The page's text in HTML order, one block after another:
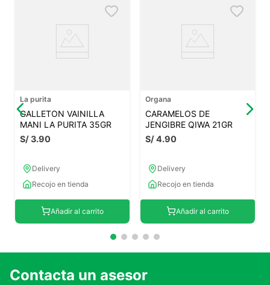
La purita
GALLETON VAINILLA
MANI LA PURITA 35GR
S/3.90
Delivery
Recojo en tienda
Añadir al carrito
Organa
CARAMELOS DE
JENGIBRE QIWA 21GR
S/4.90
Delivery
Recojo en tienda
Añadir al carrito
Contacta un asesor